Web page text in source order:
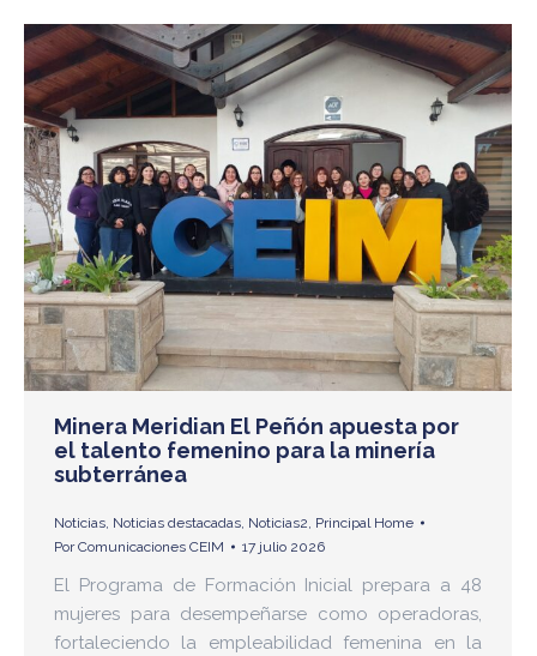
Minera Meridian El Peñón apuesta por
el talento femenino para la minería
subterránea
Noticias Noticias destacadas Noticias2 Principal Home
PorComunicaciones CEIM 17 julio 2026
El Programa de Formación Inicial prepara a 48
mujeres para desempeñarse como operadoras,
fortaleciendo la empleabilidad femenina en la